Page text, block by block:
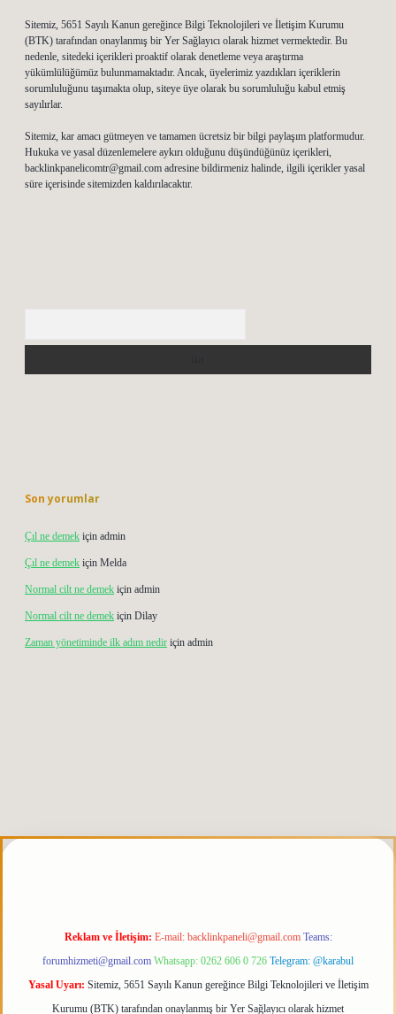
Sitemiz, 5651 Sayılı Kanun gereğince Bilgi Teknolojileri ve İletişim Kurumu
(BTK) tarafından onaylanmış bir Yer Sağlayıcı olarak hizmet vermektedir. Bu
nedenle, sitedeki içerikleri proaktif olarak denetleme veya araştırma
yükümlülüğümüz bulunmamaktadır. Ancak, üyelerimiz yazdıkları içeriklerin
sorumluluğunu taşımakta olup, siteye üye olarak bu sorumluluğu kabul etmiş
sayılırlar.
Sitemiz, kar amacı gütmeyen ve tamamen ücretsiz bir bilgi paylaşım platformudur.
Hukuka ve yasal düzenlemelere aykırı olduğunu düşündüğünüz içerikleri,
backlinkpanelicomtr@gmail.com adresine bildirmeniz halinde, ilgili içerikler yasal
süre içerisinde sitemizden kaldırılacaktır.
Son yorumlar
Çıl ne demek için admin
Çıl ne demek için Melda
Normal cilt ne demek için admin
Normal cilt ne demek için Dilay
Zaman yönetiminde ilk adım nedir için admin
elexbett.nettulipbetgiris.org
Reklam ve İletişim: E-mail: backlinkpaneli@gmail.com Teams:
forumhizmeti@gmail.com Whatsapp: 0262 606 0 726 Telegram: @karabul
Yasal Uyarı: Sitemiz, 5651 Sayılı Kanun gereğince Bilgi Teknolojileri ve İletişim
Kurumu (BTK) tarafından onaylanmış bir Yer Sağlayıcı olarak hizmet